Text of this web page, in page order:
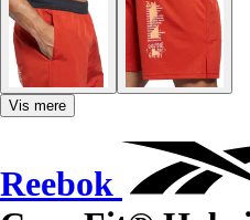
Vis mere
Reebok